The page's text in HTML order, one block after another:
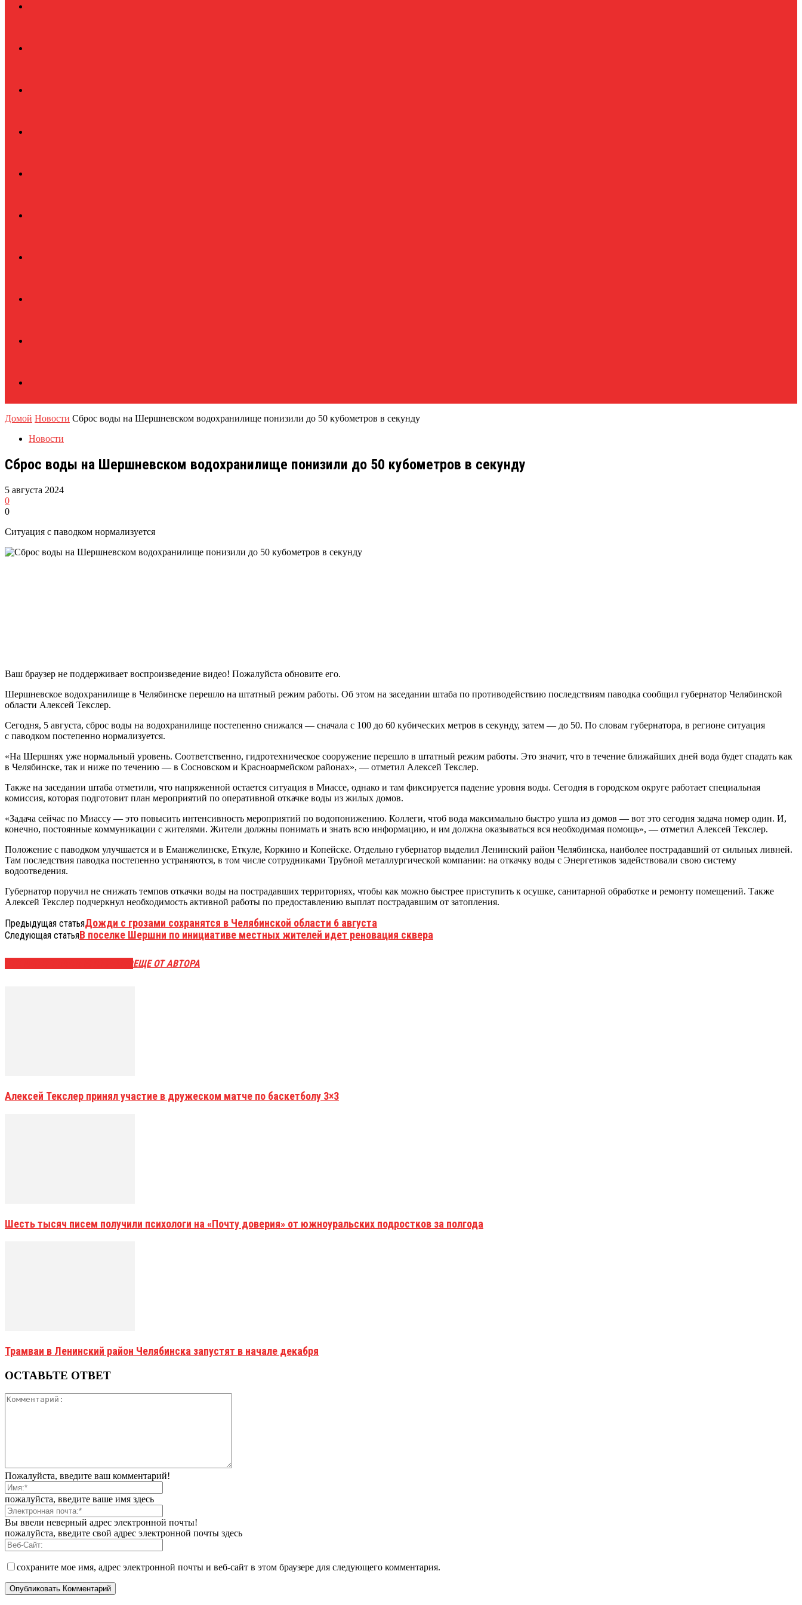
Домой Новости Сброс воды на Шершневском водохранилище понизили до 50 кубометров в секунду
Новости
Сброс воды на Шершневском водохранилище понизили до 50 кубометров в секунду
5 августа 2024
0
0
Ситуация с паводком нормализуется
Ваш браузер не поддерживает воспроизведение видео! Пожалуйста обновите его.
Шершневское водохранилище в Челябинске перешло на штатный режим работы. Об этом на заседании штаба по противодействию последствиям паводка сообщил губернатор Челябинской
области Алексей Текслер.
Сегодня, 5 августа, сброс воды на водохранилище постепенно снижался — сначала с 100 до 60 кубических метров в секунду, затем — до 50. По словам губернатора, в регионе ситуация
с паводком постепенно нормализуется.
«На Шершнях уже нормальный уровень. Соответственно, гидротехническое сооружение перешло в штатный режим работы. Это значит, что в течение ближайших дней вода будет спадать как
в Челябинске, так и ниже по течению — в Сосновском и Красноармейском районах», — отметил Алексей Текслер.
Также на заседании штаба отметили, что напряженной остается ситуация в Миассе, однако и там фиксируется падение уровня воды. Сегодня в городском округе работает специальная
комиссия, которая подготовит план мероприятий по оперативной откачке воды из жилых домов.
«Задача сейчас по Миассу — это повысить интенсивность мероприятий по водопонижению. Коллеги, чтоб вода максимально быстро ушла из домов — вот это сегодня задача номер один. И,
конечно, постоянные коммуникации с жителями. Жители должны понимать и знать всю информацию, и им должна оказываться вся необходимая помощь», — отметил Алексей Текслер.
Положение с паводком улучшается и в Еманжелинске, Еткуле, Коркино и Копейске. Отдельно губернатор выделил Ленинский район Челябинска, наиболее пострадавший от сильных ливней.
Там последствия паводка постепенно устраняются, в том числе сотрудниками Трубной металлургической компании: на откачку воды с Энергетиков задействовали свою систему
водоотведения.
Губернатор поручил не снижать темпов откачки воды на пострадавших территориях, чтобы как можно быстрее приступить к осушке, санитарной обработке и ремонту помещений. Также
Алексей Текслер подчеркнул необходимость активной работы по предоставлению выплат пострадавшим от затопления.
Предыдущая статьяДожди с грозами сохранятся в Челябинской области 6 августа
Следующая статьяВ поселке Шершни по инициативе местных жителей идет реновация сквера
ЕЩЕ ОТ АВТОРА
Алексей Текслер принял участие в дружеском матче по баскетболу 3×3
Шесть тысяч писем получили психологи на «Почту доверия» от южноуральских подростков за полгода
Трамваи в Ленинский район Челябинска запустят в начале декабря
ОСТАВЬТЕ ОТВЕТ
Пожалуйста, введите ваш комментарий!
пожалуйста, введите ваше имя здесь
Вы ввели неверный адрес электронной почты!
пожалуйста, введите свой адрес электронной почты здесь
сохраните мое имя, адрес электронной почты и веб-сайт в этом браузере для следующего комментария.